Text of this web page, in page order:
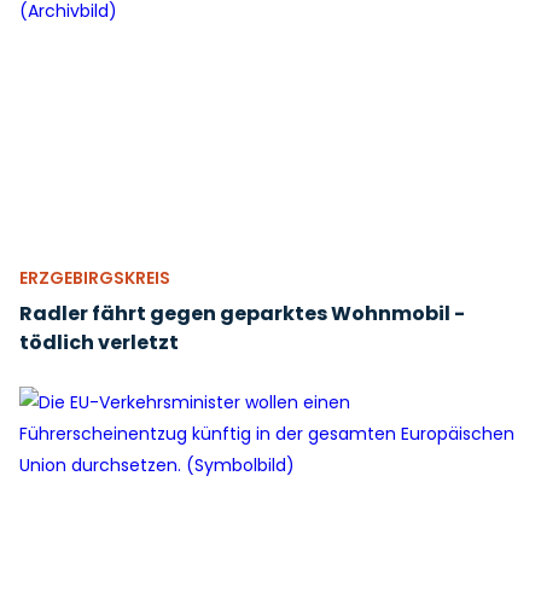
ERZGEBIRGSKREIS
Radler fährt gegen geparktes Wohnmobil -
tödlich verletzt